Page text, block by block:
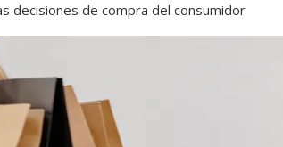
decisiones de compra del consumidor